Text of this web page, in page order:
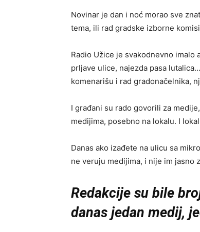
Novinar je dan i noć morao sve
tema, ili rad gradske izborne
Radio Užice je svakodnevno imalo
prljave ulice, najezda pasa
komenarišu i rad gradonačelnika,
I građani su rado govorili za
medijima, posebno na lokalu. I
Danas ako izađete na ulicu sa
ne veruju medijima, i nije im jasno
Redakcije su bile
danas jedan medij,